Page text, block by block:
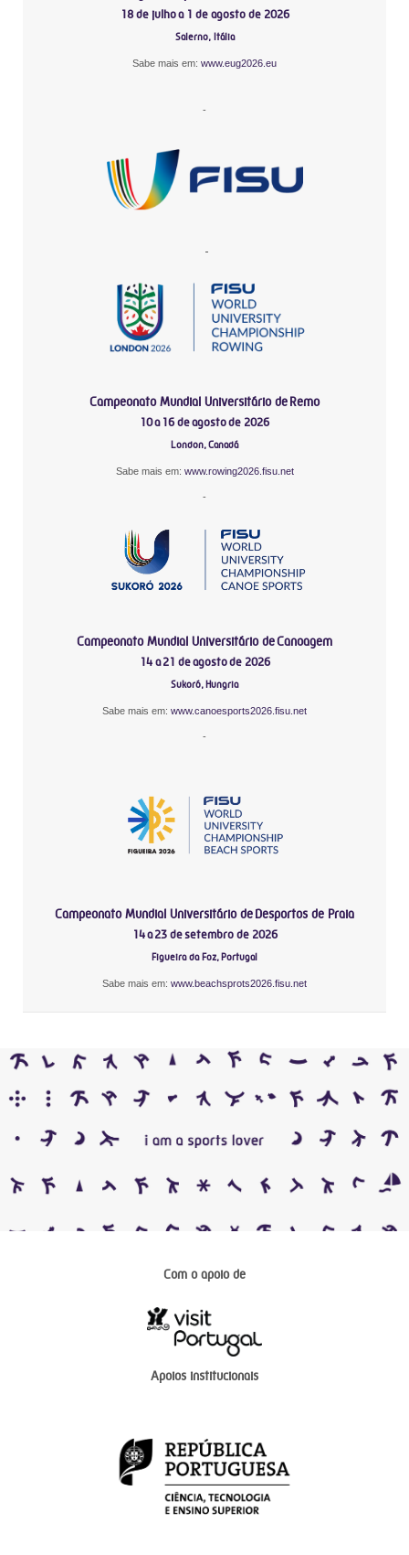
18 de julho a 1 de agosto de 2026
Salerno, Itália
Sabe mais em: www.eug2026.eu
-
-
Campeonato Mundial Universitário de Remo
10 a 16 de agosto de 2026
London, Canadá
Sabe mais em: www.rowing2026.fisu.net
-
Campeonato Mundial Universitário de Canoagem
14 a 21 de agosto de 2026
Sukoró, Hungria
Sabe mais em: www.canoesports2026.fisu.net
-
Campeonato Mundial Universitário de Desportos de Praia
14 a 23 de setembro de 2026
Figueira da Foz, Portugal
Sabe mais em: www.beachsprots2026.fisu.net
Com o apoio de
Apoios institucionais